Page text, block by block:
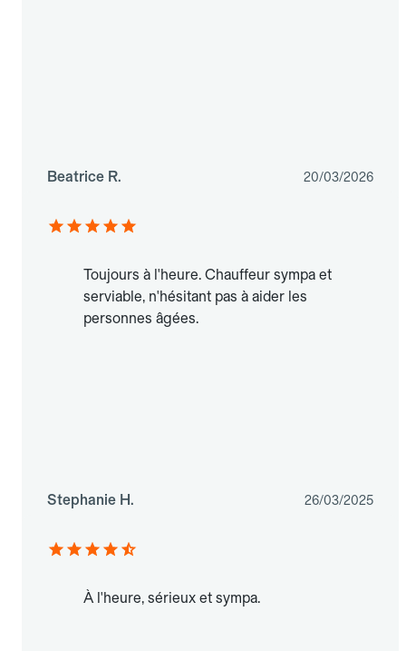
Beatrice R. 20/03/2026
Toujours à l'heure. Chauffeur sympa et
serviable, n'hésitant pas à aider les
personnes âgées.
Stephanie H. 26/03/2025
À l'heure, sérieux et sympa.